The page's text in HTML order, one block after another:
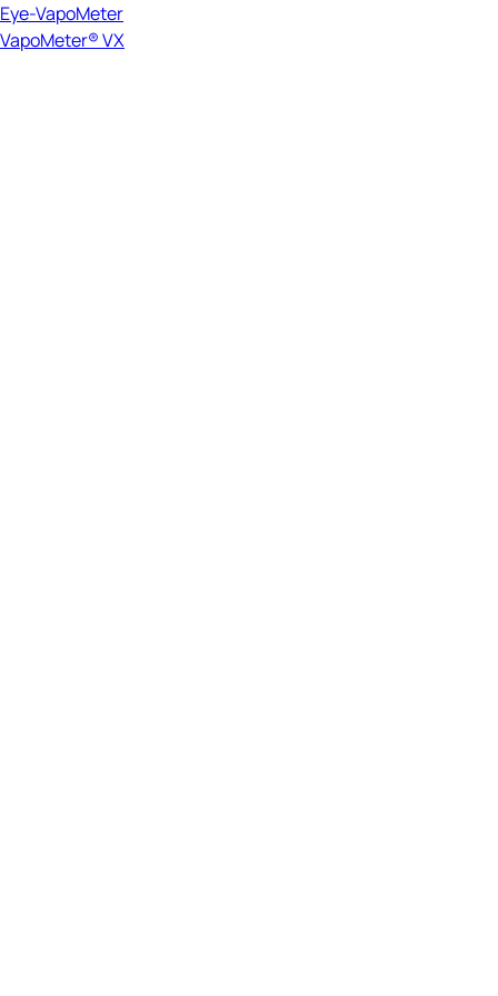
Eye-VapoMeter
VapoMeter® VX